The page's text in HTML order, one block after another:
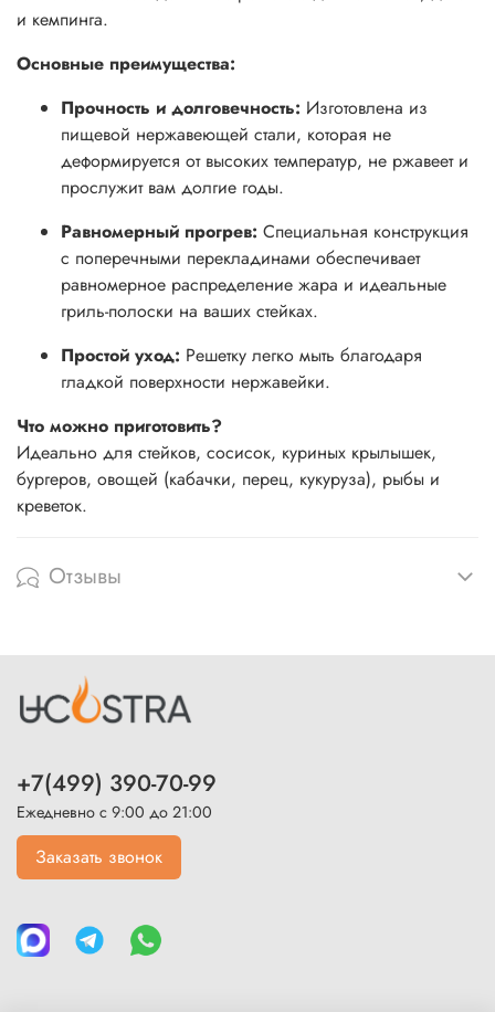
и кемпинга.
Основные преимущества:
Прочность и долговечность: Изготовлена из
пищевой нержавеющей стали, которая не
деформируется от высоких температур, не ржавеет и
прослужит вам долгие годы.
Равномерный прогрев: Специальная конструкция
с поперечными перекладинами обеспечивает
равномерное распределение жара и идеальные
гриль-полоски на ваших стейках.
Простой уход: Решетку легко мыть благодаря
гладкой поверхности нержавейки.
Что можно приготовить?
Идеально для стейков, сосисок, куриных крылышек,
бургеров, овощей (кабачки, перец, кукуруза), рыбы и
креветок.
Отзывы
+7(499) 390-70-99
Ежедневно с 9:00 до 21:00
Заказать звонок